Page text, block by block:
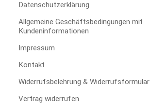
Datenschutzerklärung
Allgemeine Geschäftsbedingungen mit
Kundeninformationen
Impressum
Kontakt
Widerrufsbelehrung & Widerrufsformular
Vertrag widerrufen